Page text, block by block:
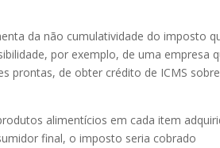
da não cumulatividade do imposto
por exemplo, de uma empresa
prontas, de obter crédito de ICMS sobre
alimentícios em cada item
final, o imposto seria cobrado